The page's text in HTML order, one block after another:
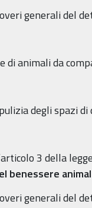
generali del
di animali da
degli spazi
3 della
benessere
generali del